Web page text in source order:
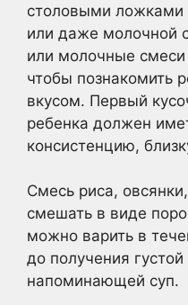
столовыми ложками
или даже молочной
или молочные смеси
чтобы познакомить
вкусом. Первый
ребенка должен
консистенцию,
Смесь риса,
смешать в виде
можно варить в
до получения
напоминающей суп.